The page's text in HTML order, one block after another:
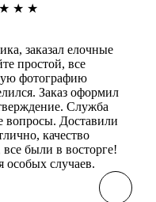
★ ★ ★
заказал елочные
простой, все
фотографию
Заказ оформил
Служба
вопросы. Доставили
качество
были в восторге!
особых случаев.